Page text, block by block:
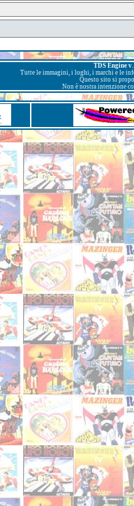
TDS Engine
Tutte le immagini, i loghi, i marchi e le
Questo sito si
Non è nostra intenzione